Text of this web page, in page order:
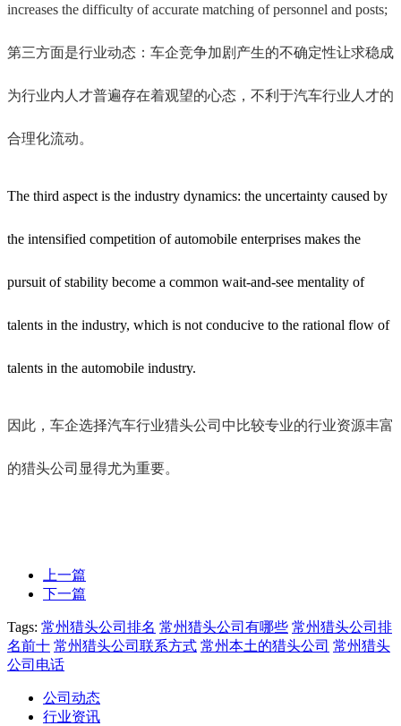
increases the difficulty of accurate matching of personnel and posts;
第三方面是行业动态：车企竞争加剧产生的不确定性让求稳成
为行业内人才普遍存在着观望的心态，不利于汽车行业人才的
合理化流动。
The third aspect is the industry dynamics: the uncertainty caused by
the intensified competition of automobile enterprises makes the
pursuit of stability become a common wait-and-see mentality of
talents in the industry, which is not conducive to the rational flow of
talents in the automobile industry.
因此，车企选择汽车行业猎头公司中比较专业的行业资源丰富
的猎头公司显得尤为重要。
上一篇
下一篇
Tags: 常州猎头公司排名 常州猎头公司有哪些 常州猎头公司排
名前十 常州猎头公司联系方式 常州本土的猎头公司 常州猎头
公司电话
公司动态
行业资讯